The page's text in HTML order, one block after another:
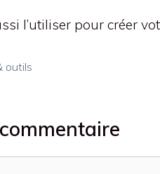
l’utiliser pour créer
outils